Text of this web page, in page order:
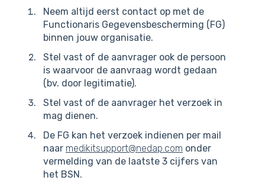
Neem altijd eerst contact op met de
Functionaris Gegevensbescherming (FG)
binnen jouw organisatie.
Stel vast of de aanvrager ook de persoon
is waarvoor de aanvraag wordt gedaan
(bv. door legitimatie).
Stel vast of de aanvrager het verzoek in
mag dienen.
De FG kan het verzoek indienen per mail
naar medikitsupport@nedap.com onder
vermelding van de laatste 3 cijfers van
het BSN.